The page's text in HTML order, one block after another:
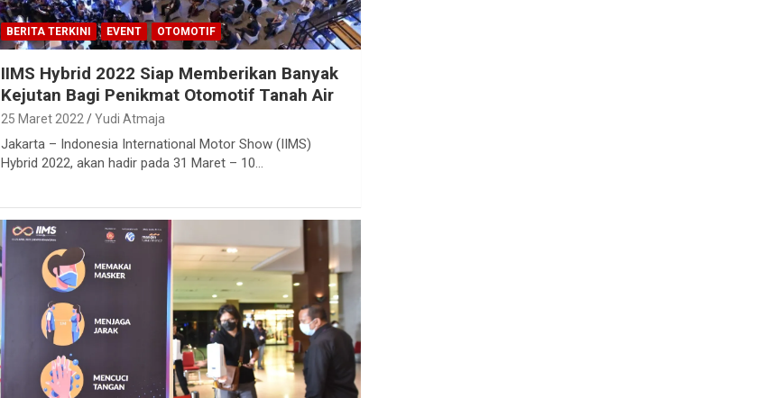
BERITA TERKINI EVENT OTOMOTIF
IIMS Hybrid 2022 Siap Memberikan Banyak
Kejutan Bagi Penikmat Otomotif Tanah Air
25 Maret 2022 Yudi Atmaja
Jakarta – Indonesia International Motor Show (IIMS)
Hybrid 2022, akan hadir pada 31 Maret – 10…